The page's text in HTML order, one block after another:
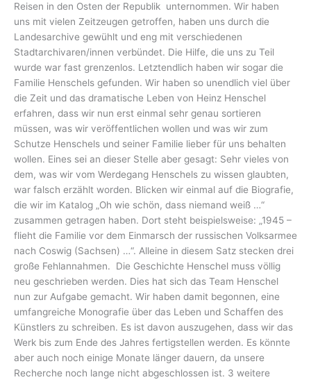
Reisen in den Osten der Republik unternommen. Wir haben
uns mit vielen Zeitzeugen getroffen, haben uns durch die
Landesarchive gewühlt und eng mit verschiedenen
Stadtarchivaren/innen verbündet. Die Hilfe, die uns zu Teil
wurde war fast grenzenlos. Letztendlich haben wir sogar die
Familie Henschels gefunden. Wir haben so unendlich viel über
die Zeit und das dramatische Leben von Heinz Henschel
erfahren, dass wir nun erst einmal sehr genau sortieren
müssen, was wir veröffentlichen wollen und was wir zum
Schutze Henschels und seiner Familie lieber für uns behalten
wollen. Eines sei an dieser Stelle aber gesagt: Sehr vieles von
dem, was wir vom Werdegang Henschels zu wissen glaubten,
war falsch erzählt worden. Blicken wir einmal auf die Biografie,
die wir im Katalog „Oh wie schön, dass niemand weiß …“
zusammen getragen haben. Dort steht beispielsweise: „1945 –
flieht die Familie vor dem Einmarsch der russischen Volksarmee
nach Coswig (Sachsen) …“. Alleine in diesem Satz stecken drei
große Fehlannahmen. Die Geschichte Henschel muss völlig
neu geschrieben werden. Dies hat sich das Team Henschel
nun zur Aufgabe gemacht. Wir haben damit begonnen, eine
umfangreiche Monografie über das Leben und Schaffen des
Künstlers zu schreiben. Es ist davon auszugehen, dass wir das
Werk bis zum Ende des Jahres fertigstellen werden. Es könnte
aber auch noch einige Monate länger dauern, da unsere
Recherche noch lange nicht abgeschlossen ist. 3 weitere